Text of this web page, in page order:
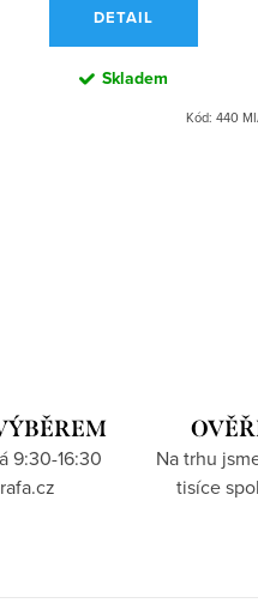
DETAIL
Skladem
Kód: 440
9:30-16:30
Na trhu
tisíce